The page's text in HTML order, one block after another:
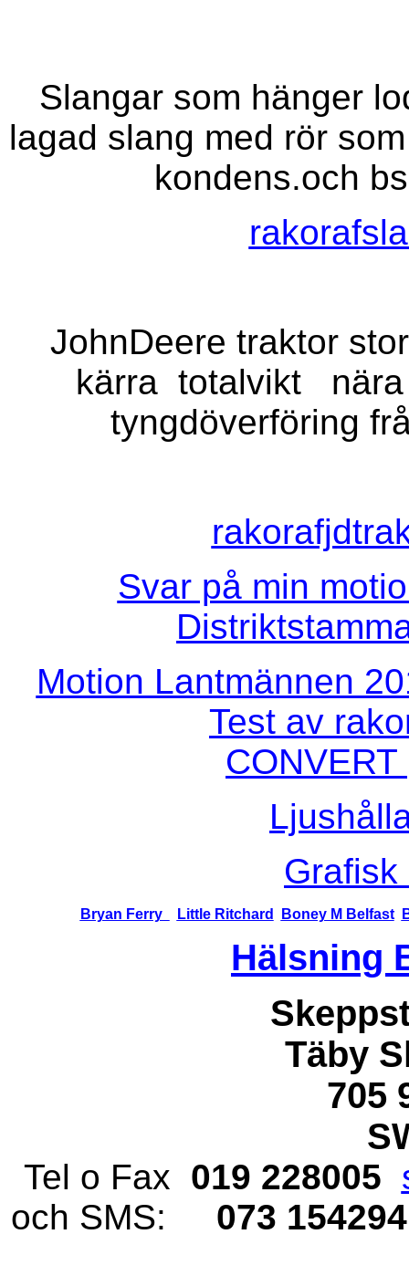
Slangar som hänger
lagad slang med rör
kondens.och
JohnDeere traktor
kärra totalvikt
tyngdöverföring
Svar på min
Motion Lantmännen
Test av
CONVERT
Bryan Ferry Little Ritchard Boney M Belfast
Hälsning
Täby
705
Tel o Fax 019 228005
och SMS:
073